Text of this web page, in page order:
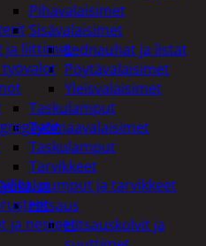
Pihavalaisimet
Sisävalaisimet
Lednauhat ja listat
Pöytävalaisimet
Yleisvalaisimet
Taskulamput
Työmaavalaisimet
Taskulamput
Tarvikkeet
Hitsaus
Hitsauskolvit ja
ja liittimet
työvalot
pumput ja tarvikkeet
ja nesteet